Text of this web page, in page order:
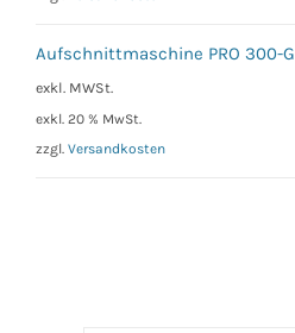
Aufschnittmaschine PRO 300-G
exkl. MWSt.
exkl. 20 % MwSt.
zzgl. Versandkosten